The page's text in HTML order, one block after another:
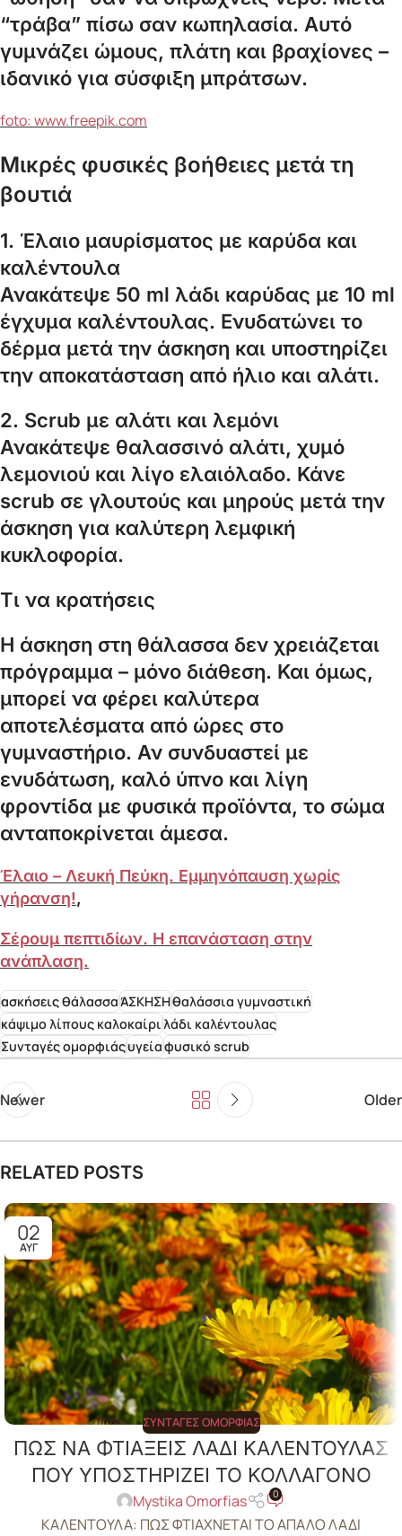
“τράβα” πίσω σαν κωπηλασία. Αυτό
γυμνάζει ώμους, πλάτη και βραχίονες –
ιδανικό για σύσφιξη μπράτσων.
foto: www.freepik.com
Μικρές φυσικές βοήθειες μετά τη
βουτιά
1. Έλαιο μαυρίσματος με καρύδα και
καλέντουλα
Ανακάτεψε 50 ml λάδι καρύδας με 10 ml
έγχυμα καλέντουλας. Ενυδατώνει το
δέρμα μετά την άσκηση και υποστηρίζει
την αποκατάσταση από ήλιο και αλάτι.
2. Scrub με αλάτι και λεμόνι
Ανακάτεψε θαλασσινό αλάτι, χυμό
λεμονιού και λίγο ελαιόλαδο. Κάνε
scrub σε γλουτούς και μηρούς μετά την
άσκηση για καλύτερη λεμφική
κυκλοφορία.
Τι να κρατήσεις
Η άσκηση στη θάλασσα δεν χρειάζεται
πρόγραμμα – μόνο διάθεση. Και όμως,
μπορεί να φέρει καλύτερα
αποτελέσματα από ώρες στο
γυμναστήριο. Αν συνδυαστεί με
ενυδάτωση, καλό ύπνο και λίγη
φροντίδα με φυσικά προϊόντα, το σώμα
ανταποκρίνεται άμεσα.
Έλαιο – Λευκή Πεύκη. Εμμηνόπαυση χωρίς
γήρανση!,
Σέρουμ πεπτιδίων. Η επανάσταση στην
ανάπλαση.
ασκήσεις θάλασσαΆΣΚΗΣΗθαλάσσια γυμναστική
κάψιμο λίπους καλοκαίριλάδι καλέντουλας
Συνταγές ομορφιάςυγείαφυσικό scrub
Newer Older
RELATED POSTS
02
ΑΥΓ
ΣΥΝΤΑΓΈΣ ΟΜΟΡΦΙΆΣ
ΠΩΣ ΝΑ ΦΤΙΑΞΕΙΣ ΛΑΔΙ ΚΑΛΕΝΤΟΥΛΑΣ
ΠΟΥ ΥΠΟΣΤΗΡΙΖΕΙ ΤΟ ΚΟΛΛΑΓΟΝΟ
Mystika Omorfias 0
ΚΑΛΕΝΤΟΥΛΑ: ΠΩΣ ΦΤΙΑΧΝΕΤΑΙ ΤΟ ΑΠΑΛΟ ΛΑΔΙ